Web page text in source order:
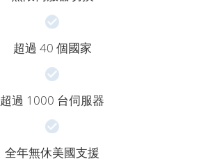
超過 40 個國家
超過 1000 台伺服器
全年無休美國支援